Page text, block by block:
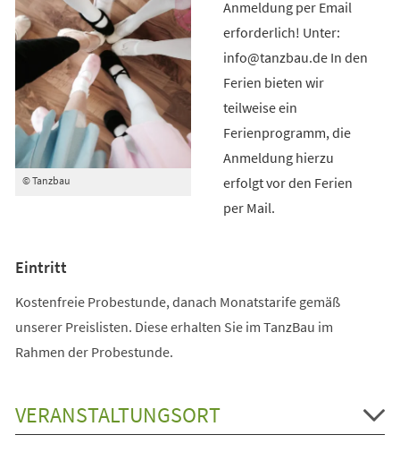
© Tanzbau
Anmeldung per Email
erforderlich! Unter:
info@tanzbau.de In den
Ferien bieten wir
teilweise ein
Ferienprogramm, die
Anmeldung hierzu
erfolgt vor den Ferien
per Mail.
Eintritt
Kostenfreie Probestunde, danach Monatstarife gemäß
unserer Preislisten. Diese erhalten Sie im TanzBau im
Rahmen der Probestunde.
VERANSTALTUNGSORT